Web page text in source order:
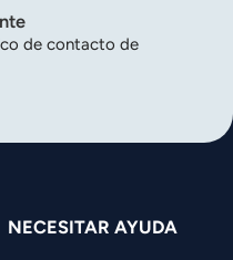
de contacto de
NECESITAR AYUDA